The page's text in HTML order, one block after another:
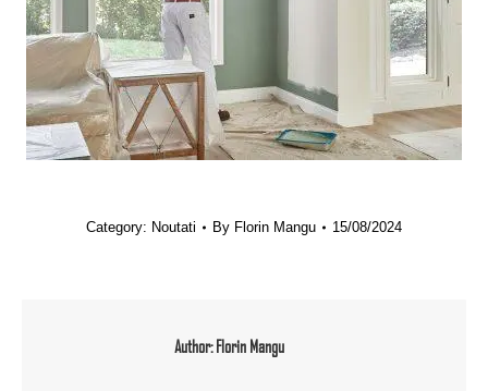
Category: Noutati By Florin Mangu 15/08/2024
Author:Florin Mangu